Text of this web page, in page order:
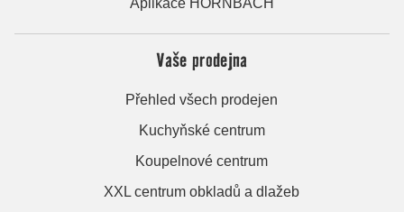
Vaše prodejna
Přehled všech prodejen
Kuchyňské centrum
Koupelnové centrum
XXL centrum obkladů a dlažeb